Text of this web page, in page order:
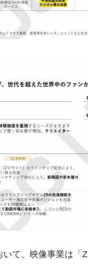
て、映像事業は